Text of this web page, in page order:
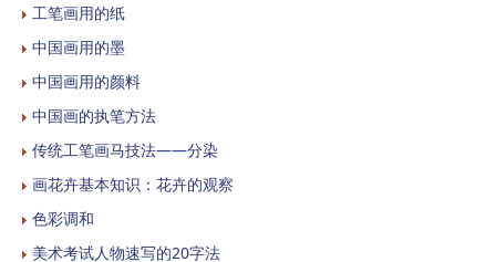
工笔画用的纸
中国画用的墨
中国画用的颜料
中国画的执笔方法
传统工笔画马技法——分染
画花卉基本知识：花卉的观察
色彩调和
美术考试人物速写的20字法